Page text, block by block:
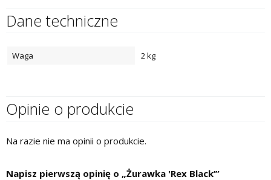
Dane techniczne
Waga 2 kg
Opinie o produkcie
Na razie nie ma opinii o produkcie.
Napisz pierwszą opinię o „Żurawka 'Rex Black’”